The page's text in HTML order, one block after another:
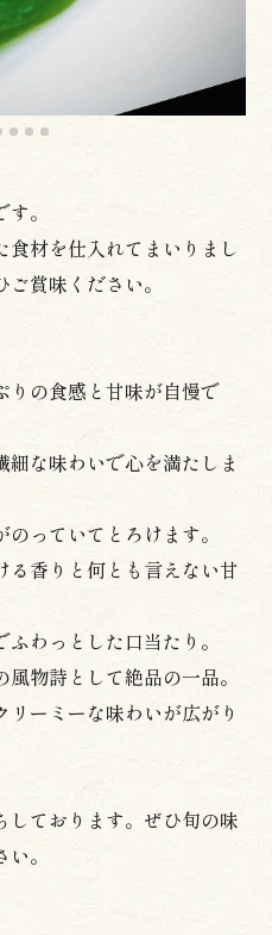
。
材を仕入れてまいりまし
賞味ください。
りの食感と甘味が自慢で
細な味わいで心を満たしま
っていてとろけます。
る香りと何とも言えない甘
わっとした口当たり。
物詩として絶品の一品。
ーミーな味わいが広がり
しております。ぜひ旬の味
。